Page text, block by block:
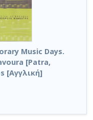
Music Days.
[Patra,
[Αγγλική]